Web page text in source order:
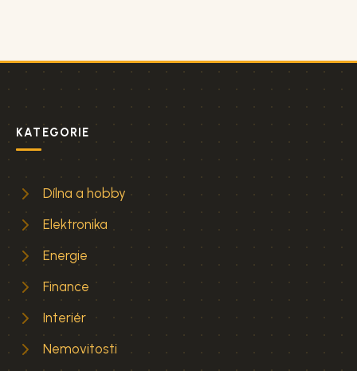
KATEGORIE
Dílna a hobby
Elektronika
Energie
Finance
Interiér
Nemovitosti